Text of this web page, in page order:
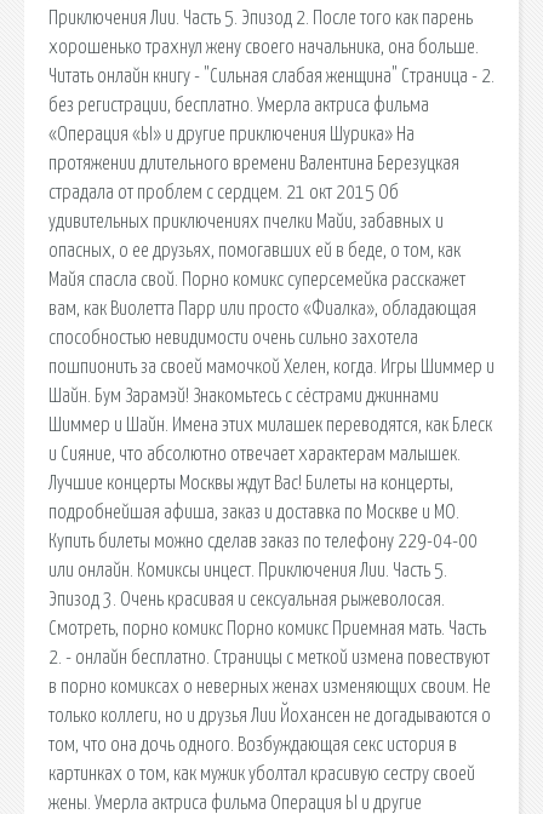
Приключения Лии. Часть 5. Эпизод 2. После того как парень
хорошенько трахнул жену своего начальника, она больше.
Читать онлайн книгу - "Сильная слабая женщина" Страница - 2.
без регистрации, бесплатно. Умерла актриса фильма
«Операция «Ы» и другие приключения Шурика» На
протяжении длительного времени Валентина Березуцкая
страдала от проблем с сердцем. 21 окт 2015 Об
удивительных приключениях пчелки Майи, забавных и
опасных, о ее друзьях, помогавших ей в беде, о том, как
Майя спасла свой. Порно комикс суперсемейка расскажет
вам, как Виолетта Парр или просто «Фиалка», обладающая
способностью невидимости очень сильно захотела
пошпионить за своей мамочкой Хелен, когда. Игры Шиммер и
Шайн. Бум Зарамэй! Знакомьтесь с сёстрами джиннами
Шиммер и Шайн. Имена этих милашек переводятся, как Блеск
и Сияние, что абсолютно отвечает характерам малышек.
Лучшие концерты Москвы ждут Вас! Билеты на концерты,
подробнейшая афиша, заказ и доставка по Москве и МО.
Купить билеты можно сделав заказ по телефону 229-04-00
или онлайн. Комиксы инцест. Приключения Лии. Часть 5.
Эпизод 3. Очень красивая и сексуальная рыжеволосая.
Смотреть, порно комикс Порно комикс Приемная мать. Часть
2. - онлайн бесплатно. Страницы с меткой измена повествуют
в порно комиксах о неверных женах изменяющих своим. Не
только коллеги, но и друзья Лии Йохансен не догадываются о
том, что она дочь одного. Возбуждающая секс история в
картинках о том, как мужик уболтал красивую сестру своей
жены. Умерла актриса фильма Операция Ы и другие